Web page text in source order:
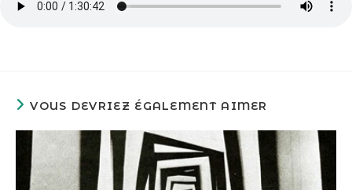
VOUS DEVRIEZ ÉGALEMENT AIMER